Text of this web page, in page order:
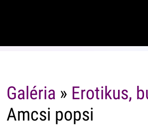
Galéria » Erotikus,
Amcsi popsi